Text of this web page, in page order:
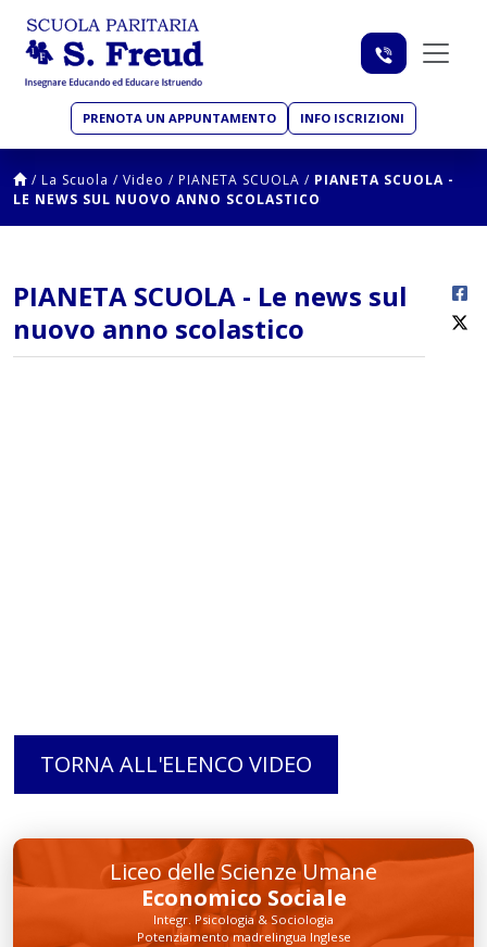
PRENOTA UN APPUNTAMENTO INFO ISCRIZIONI
/ La Scuola / Video / PIANETA SCUOLA / PIANETA SCUOLA -
LE NEWS SUL NUOVO ANNO SCOLASTICO
PIANETA SCUOLA - Le news sul
nuovo anno scolastico
TORNA ALL'ELENCO VIDEO
Liceo delle Scienze Umane
Economico Sociale
Integr. Psicologia & Sociologia
Potenziamento madrelingua Inglese